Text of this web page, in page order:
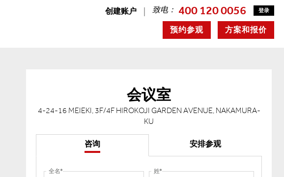
创建账户 致电： 400 120 0056 登录
方案和报价
预约参观
会议室
4-24-16 MEIEKI, 3F/4F HIROKOJI GARDEN AVENUE, NAKAMURA-
KU
咨询 安排参观
全名 姓